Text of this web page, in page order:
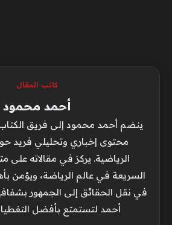
كاتب المقال
أحمد محمود
ينضم أحمد محمود إلى فريق الكتاب
محتوى إخباري وتحليلي فريد
الرياضية. يركز في مقالاته على
السريعة في عالم الرياضة، ويؤمن
في نقل الحقائق إلى الجمهور
أحمد لتستمتع بأفضل